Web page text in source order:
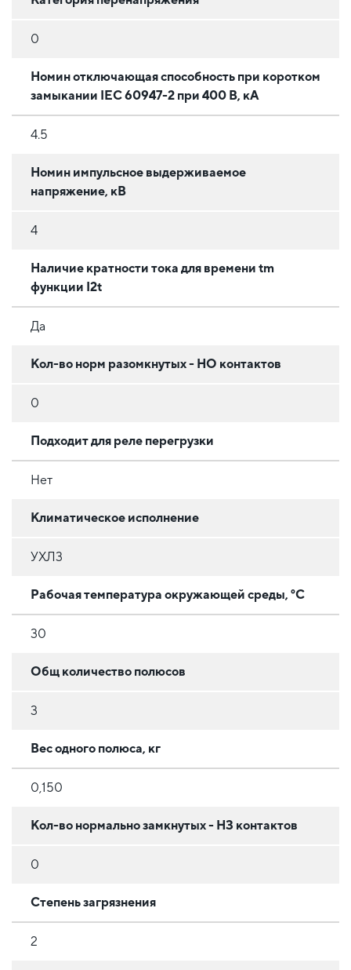
0
Номин отключающая способность при коротком
замыкании IEC 60947-2 при 400 В, кА
4.5
Номин импульсное выдерживаемое
напряжение, кВ
4
Наличие кратности тока для времени tm
функции I2t
Да
Кол-во норм разомкнутых - НО контактов
0
Подходит для реле перегрузки
Нет
Климатическое исполнение
УХЛ3
Рабочая температура окружающей среды, °C
30
Общ количество полюсов
3
Вес одного полюса, кг
0,150
Кол-во нормально замкнутых - НЗ контактов
0
Степень загрязнения
2